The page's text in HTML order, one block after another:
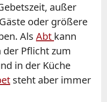
außer
oder größere
Als Abt kann
Pflicht zum
in der Küche
steht aber immer